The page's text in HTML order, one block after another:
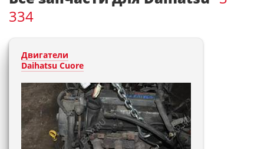
334
Двигатели
Daihatsu Cuore